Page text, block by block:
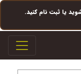
یا ثبت نام کنید.